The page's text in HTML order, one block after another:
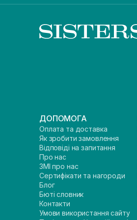
ДОПОМОГА
Оплата та доставка
Як зробити замовлення
Відповіді на запитання
Про нас
ЗМІ про нас
Сертифікати та нагороди
Блог
Бюті словник
Контакти
Умови використання сайту